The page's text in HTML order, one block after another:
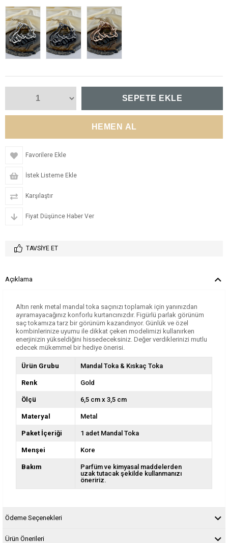
Favorilere Ekle
İstek Listeme Ekle
Karşılaştır
Fiyat Düşünce Haber Ver
TAVSIYE ET
Açıklama
Altın renk metal mandal toka saçınızı toplamak için yanınızdan
ayıramayacağınız konforlu kurtarıcınızdır. Figürlü parlak görünüm
saç tokamıza tarz bir görünüm kazandırıyor. Günlük ve özel
kombinlerinize uyumu ile dikkat çeken modelimizi kullanırken
enerjinizin yükseldiğini hissedeceksiniz. Değer verdiklerinizi mutlu
edecek mükemmel bir hediye önerisi.
Ürün Grubu Mandal Toka & Kıskaç Toka
Renk Gold
Ölçü 6,5 cm x 3,5 cm
Materyal Metal
Paket İçeriği 1 adet Mandal Toka
Menşei Kore
Bakım
Parfüm ve kimyasal maddelerden
uzak tutacak şekilde kullanmanızı
öneririz.
Ödeme Seçenekleri
Ürün Önerileri